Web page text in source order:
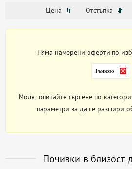
Цена Отстъпка
Няма намерени оферти по
Тънково
Моля, опитайте търсене по
параметри за да се разшири
Почивки в близост